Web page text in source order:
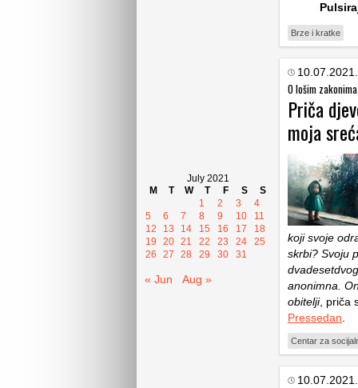
July 2021
M
T W T F S
S
1
2 3
4
5
6 7 8 9 10
11
12
13 14 15 16 17
18
19
20 21 22 23 24
25
26
27 28 29 30 31
« Jun Aug »
Brze i kratke
O lošim
Priča
moja
koji svoje
skrbi? Svoju
anonimna.
obitelji, priča
Pressedan
Centar za